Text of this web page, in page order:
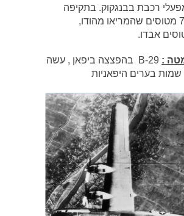
מפעלי רכבת בבנגקוק. בתקיפה
השתתפו 77 מטוסים שהמריאו מהודו,
אבדו.
:
B-29 בהפצצה ביפאן , עשה
שמות בערים היפאניות